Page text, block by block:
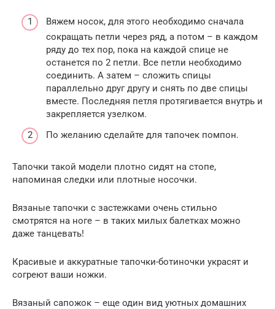
Вяжем носок, для этого необходимо сначала
сокращать петли через ряд, а потом – в каждом
ряду до тех пор, пока на каждой спице не
останется по 2 петли. Все петли необходимо
соединить. А затем – сложить спицы
параллельно друг другу и снять по две спицы
вместе. Последняя петля протягивается внутрь и
закрепляется узелком.
По желанию сделайте для тапочек помпон.
Тапочки такой модели плотно сидят на стопе,
напоминая следки или плотные носочки.
Вязаные тапочки с застежками очень стильно
смотрятся на ноге – в таких милых балетках можно
даже танцевать!
Красивые и аккуратные тапочки-ботиночки украсят и
согреют ваши ножки.
Вязаный сапожок – еще один вид уютных домашних